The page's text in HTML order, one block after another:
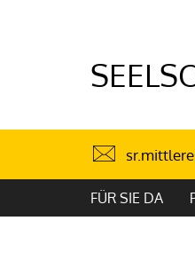
FÜR SIE DA